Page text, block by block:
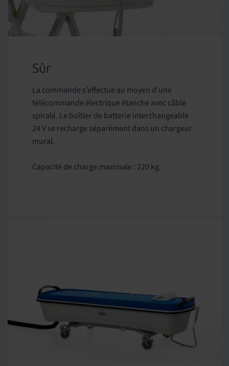
Sûr
La commande s’effectue au moyen d’une
télécommande électrique étanche avec câble
spiralé. Le boîtier de batterie interchangeable
24 V se recharge séparément dans un chargeur
mural.
Capacité de charge maximale : 220 kg.